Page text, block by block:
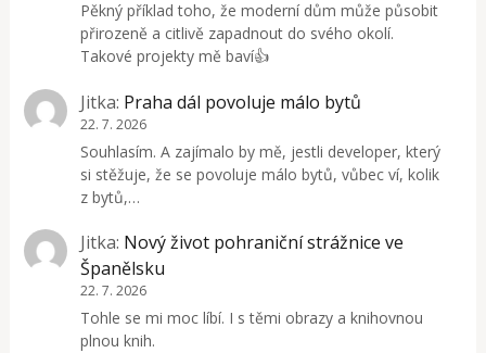
Pěkný příklad toho, že moderní dům může působit
přirozeně a citlivě zapadnout do svého okolí.
Takové projekty mě baví👍
Jitka: Praha dál povoluje málo bytů
22. 7. 2026
Souhlasím. A zajímalo by mě, jestli developer, který
si stěžuje, že se povoluje málo bytů, vůbec ví, kolik
z bytů,…
Jitka: Nový život pohraniční strážnice ve
Španělsku
22. 7. 2026
Tohle se mi moc líbí. I s těmi obrazy a knihovnou
plnou knih.